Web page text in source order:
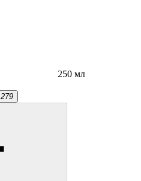
250 мл
279